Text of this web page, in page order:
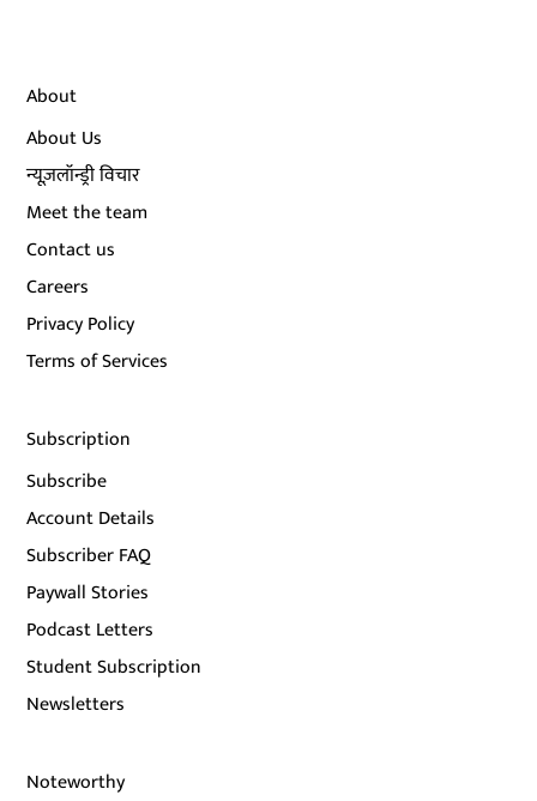
About
About Us
न्यूज़लॉन्ड्री विचार
Meet the team
Contact us
Careers
Privacy Policy
Terms of Services
Subscription
Subscribe
Account Details
Subscriber FAQ
Paywall Stories
Podcast Letters
Student Subscription
Newsletters
Noteworthy